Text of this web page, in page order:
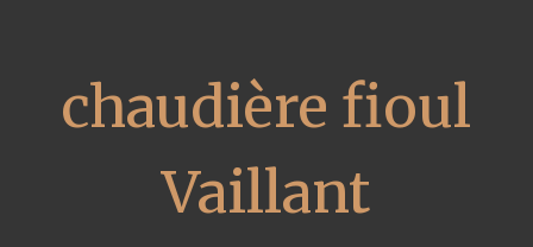
chaudière fioul
Vaillant